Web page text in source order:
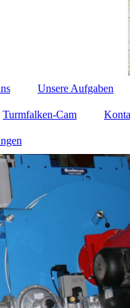
Unsere Aufgaben
Turmfalken-Cam